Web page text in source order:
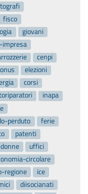
fisco
giovani
cenpi
elezioni
corsi
inapa
perduto
ferie
patenti
uffici
circolare
regione
ice
diisocianati